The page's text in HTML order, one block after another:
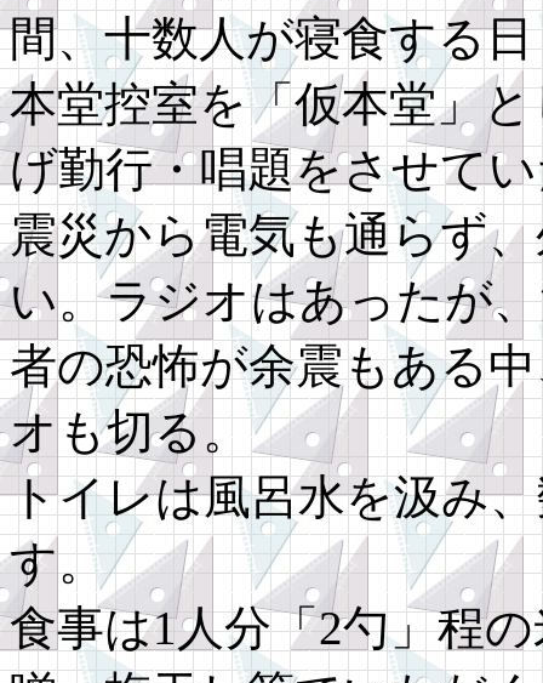
間、十数人が寝食する
本堂控室を「仮本堂」
げ勤行・唱題をさせて
震災から電気も通らず
い。ラジオはあったが
者の恐怖が余震もある
オも切る。
トイレは風呂水を汲み
す。
食事は1人分「2勺」程